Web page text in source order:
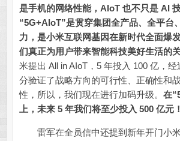
是手机的网络性能，AIoT 也不只是 AI
“5G+AIoT”是贯穿集团全产品、全平台
力，是小米互联网基因在新时代全面爆
们真正为用户带来智能科技美好生活的关
米提出 All in AIoT，5 年投入 100 亿，
分验证了战略方向的可行性、正确性和
性，所以，我们现在进行加码升级。 在
上，未来 5 年我们将至少投入 500 亿元！
雷军在全员信中还提到新年开门小